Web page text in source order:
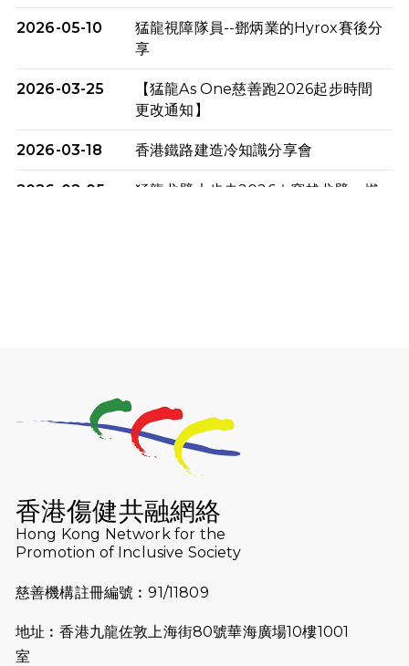
2026-05-10
猛龍視障隊員--鄧炳業的Hyrox賽後分
享
2026-03-25
【猛龍As One慈善跑2026起步時間
更改通知】
2026-03-18 香港鐵路建造冷知識分享會
2026-02-05
猛龍戈壁大步走2026｜穿越戈壁．燃
2025-09-08 渣打香港馬拉松2026 慈善計劃
Lockton Fearless Dragon Trail
Run 2025
2025-08-07 諾德 x 猛龍慈善共融音樂夜2025
🌟
香港傷健共融網絡
Hong Kong Network for the
Promotion of Inclusive Society
慈善機構註冊編號︰91/11809
地址︰香港九龍佐敦上海街80號華海廣場10樓1001
室